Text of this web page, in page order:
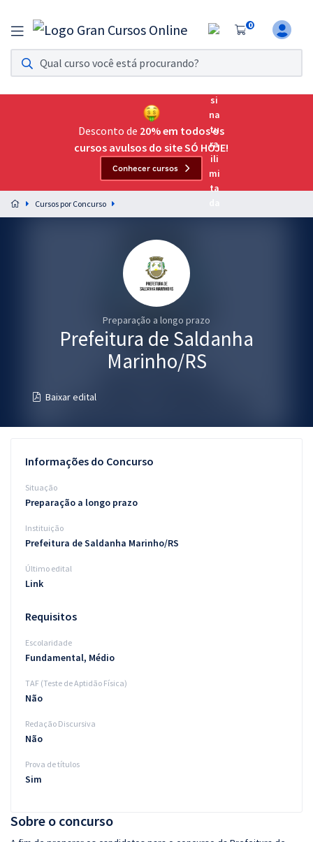
0
Assinatura Ilimitada 11
Acesso a todos os cursos. Teste grátis por 7 dias!
Assinatura OAB Até Passar
Acesso ilimitado a toda preparação para o Exame da
Preparação completa e intensiva para as principais
residências em saúde do Brasil
Questões grátis
Conteúdo gratuito
Aprovados
Atendimento
Desconto de 20% em todos os
cursos avulsos do site SÓ HOJE!
Conhecer cursos
Cursos por Concurso
Preparação a longo prazo
Prefeitura de Saldanha
Marinho/RS
Baixar edital
Sobre o concurso
Informações do Concurso
Situação
Preparação a longo prazo
Instituição
Prefeitura de Saldanha Marinho/RS
Último edital
Link
Requisitos
Escolaridade
Fundamental, Médio
TAF (Teste de Aptidão Física)
Não
Redação Discursiva
Não
Prova de títulos
Sim